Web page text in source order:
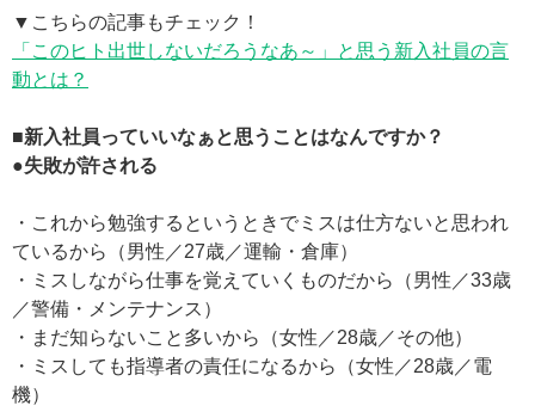
▼こちらの記事もチェック！
「このヒト出世しないだろうなあ～」と思う新入社員の言
動とは？
■新入社員っていいなぁと思うことはなんですか？
●失敗が許される
・これから勉強するというときでミスは仕方ないと思われ
ているから（男性／27歳／運輸・倉庫）
・ミスしながら仕事を覚えていくものだから（男性／33歳
／警備・メンテナンス）
・まだ知らないこと多いから（女性／28歳／その他）
・ミスしても指導者の責任になるから（女性／28歳／電
機）